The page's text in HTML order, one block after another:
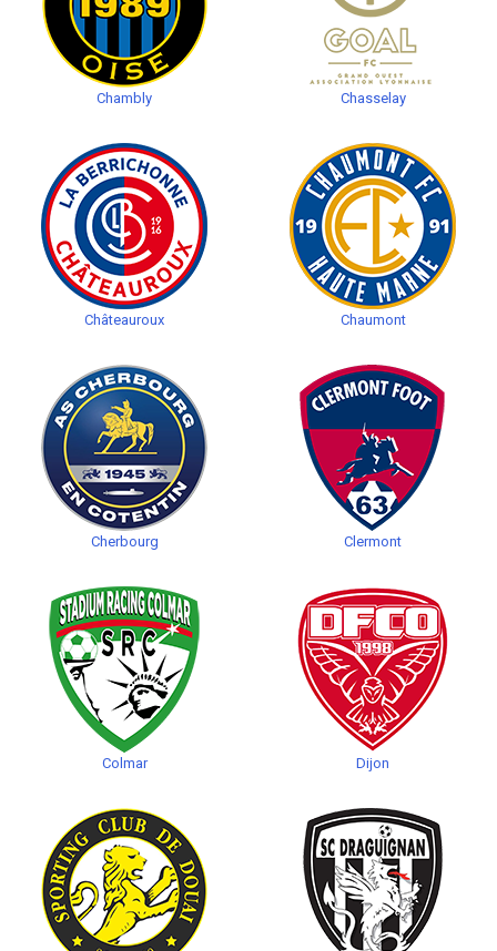
Chambly Chasselay
Châteauroux Chaumont
Cherbourg Clermont
Colmar Dijon